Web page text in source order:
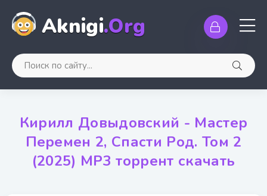
Aknigi.Org
Кирилл Довыдовский - Мастер
Перемен 2, Спасти Род. Том 2
(2025) МР3 торрент скачать